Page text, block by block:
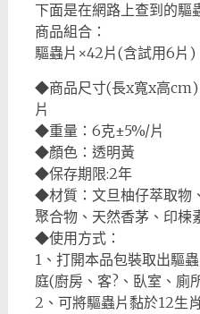
下面是在網路上查到的驅
商品組合：
驅蟲片×42片(含試用6片)
◆商品尺寸(長x寬x高
片
◆重量：6克±5%/片
◆顏色：透明黃
◆保存期限:2年
◆材質：文旦柚仔萃取物
聚合物、天然香茅、印楝
◆使用方式：
1、打開本品包裝取出驅
庭(廚房、客?、臥室、廁
2、可將驅蟲片黏於12生